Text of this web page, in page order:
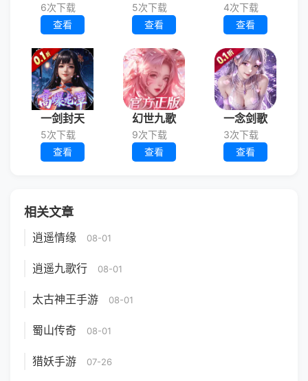
6次下载
查看
5次下载
查看
4次下载
查看
一剑封天
5次下载
查看
幻世九歌
9次下载
查看
一念剑歌
3次下载
查看
相关文章
逍遥情缘 08-01
逍遥九歌行 08-01
太古神王手游 08-01
蜀山传奇 08-01
猎妖手游 07-26